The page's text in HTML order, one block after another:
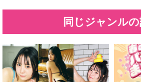
同じジャンル